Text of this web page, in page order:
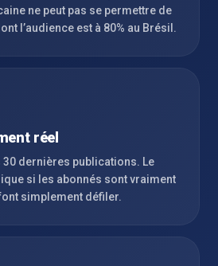
ne peut pas se permettre de
l’audience est à 80% au Brésil.
réel
30 dernières publications. Le
si les abonnés sont vraiment
simplement défiler.